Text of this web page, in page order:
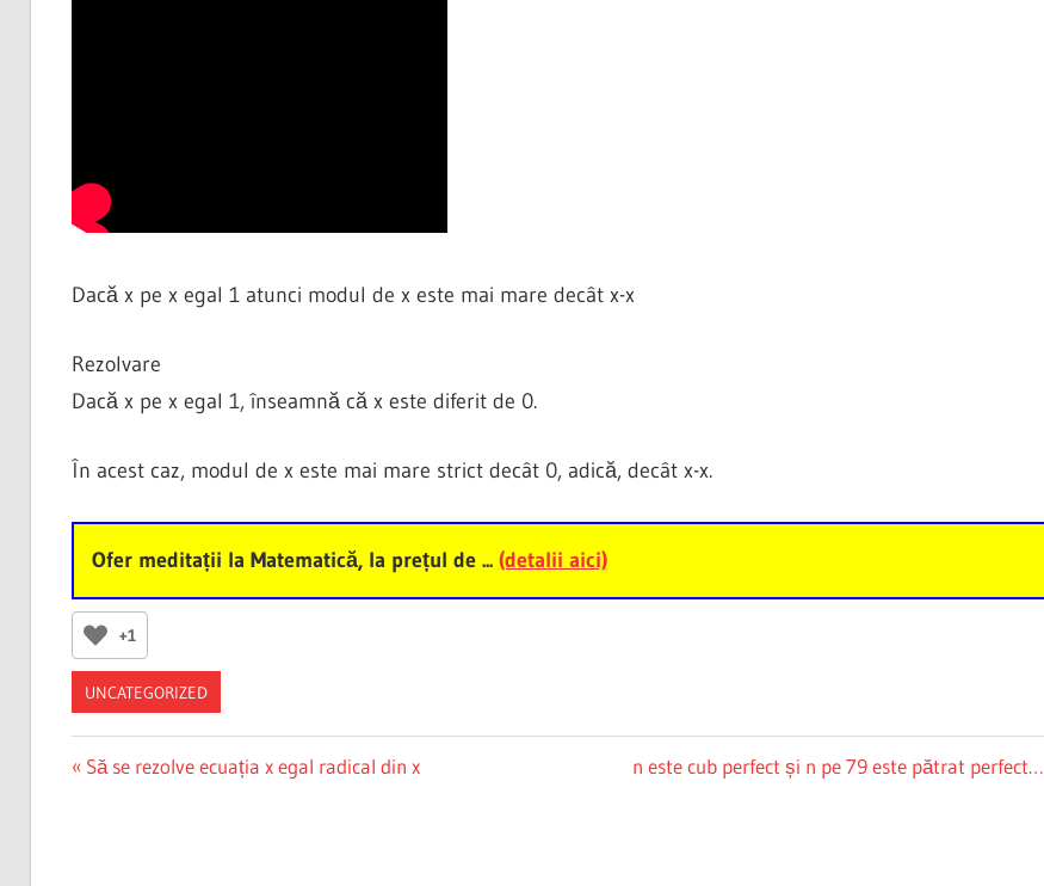
Dacă x pe x egal 1 atunci modul de x este mai mare decât x-x
Rezolvare
Dacă x pe x egal 1, înseamnă că x este diferit de 0.
În acest caz, modul de x este mai mare strict decât 0, adică, decât x-x.
Ofer meditații la Matematică, la prețul de ... (detalii aici)
+1
UNCATEGORIZED
Post
Previous
Să se rezolve ecuația x egal radical din x
Next
n este cub perfect și n pe 79 este pătrat perfect…